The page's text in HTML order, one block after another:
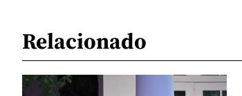
Relacionado